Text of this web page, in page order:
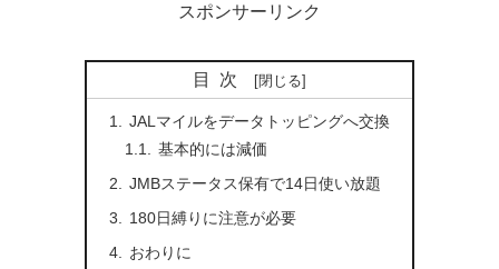
スポンサーリンク
目次
JALマイルをデータトッピングへ交換
基本的には減価
JMBステータス保有で14日使い放題
180日縛りに注意が必要
おわりに